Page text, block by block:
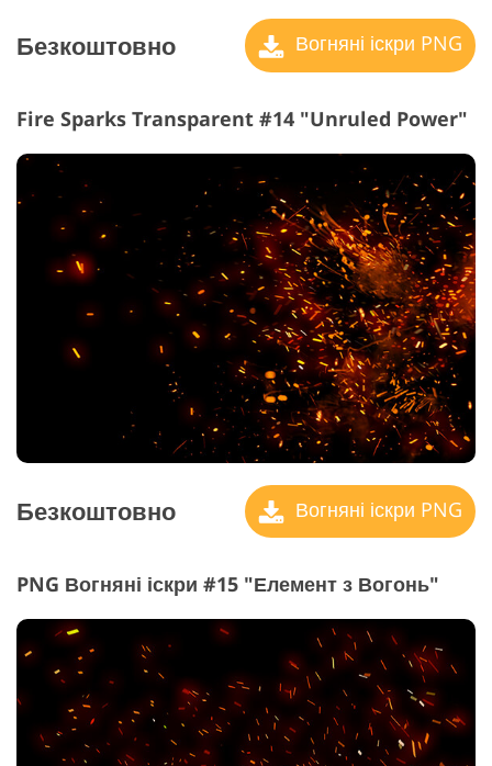
Безкоштовно Вогняні іскри PNG
Fire Sparks Transparent #14 "Unruled Power"
Безкоштовно Вогняні іскри PNG
PNG Вогняні іскри #15 "Елемент з Вогонь"